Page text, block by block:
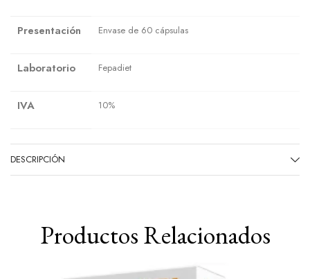
Presentación Envase de 60 cápsulas
Laboratorio Fepadiet
IVA 10%
DESCRIPCIÓN
Productos Relacionados